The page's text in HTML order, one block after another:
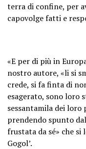
terra di confine, per
capovolge fatti e
«E per di più in
nostro autore, «li si
crede, si fa finta di
esagerato, sono loro
sessantamila dei loro
prendendo spunto
frustata da sé» che si
Gogol’.